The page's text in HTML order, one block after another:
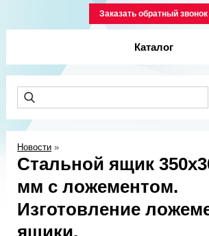
Заказать обратный звонок
Каталог
Новости »
Стальной ящик
мм с ложементом.
Изготовление
ящики.